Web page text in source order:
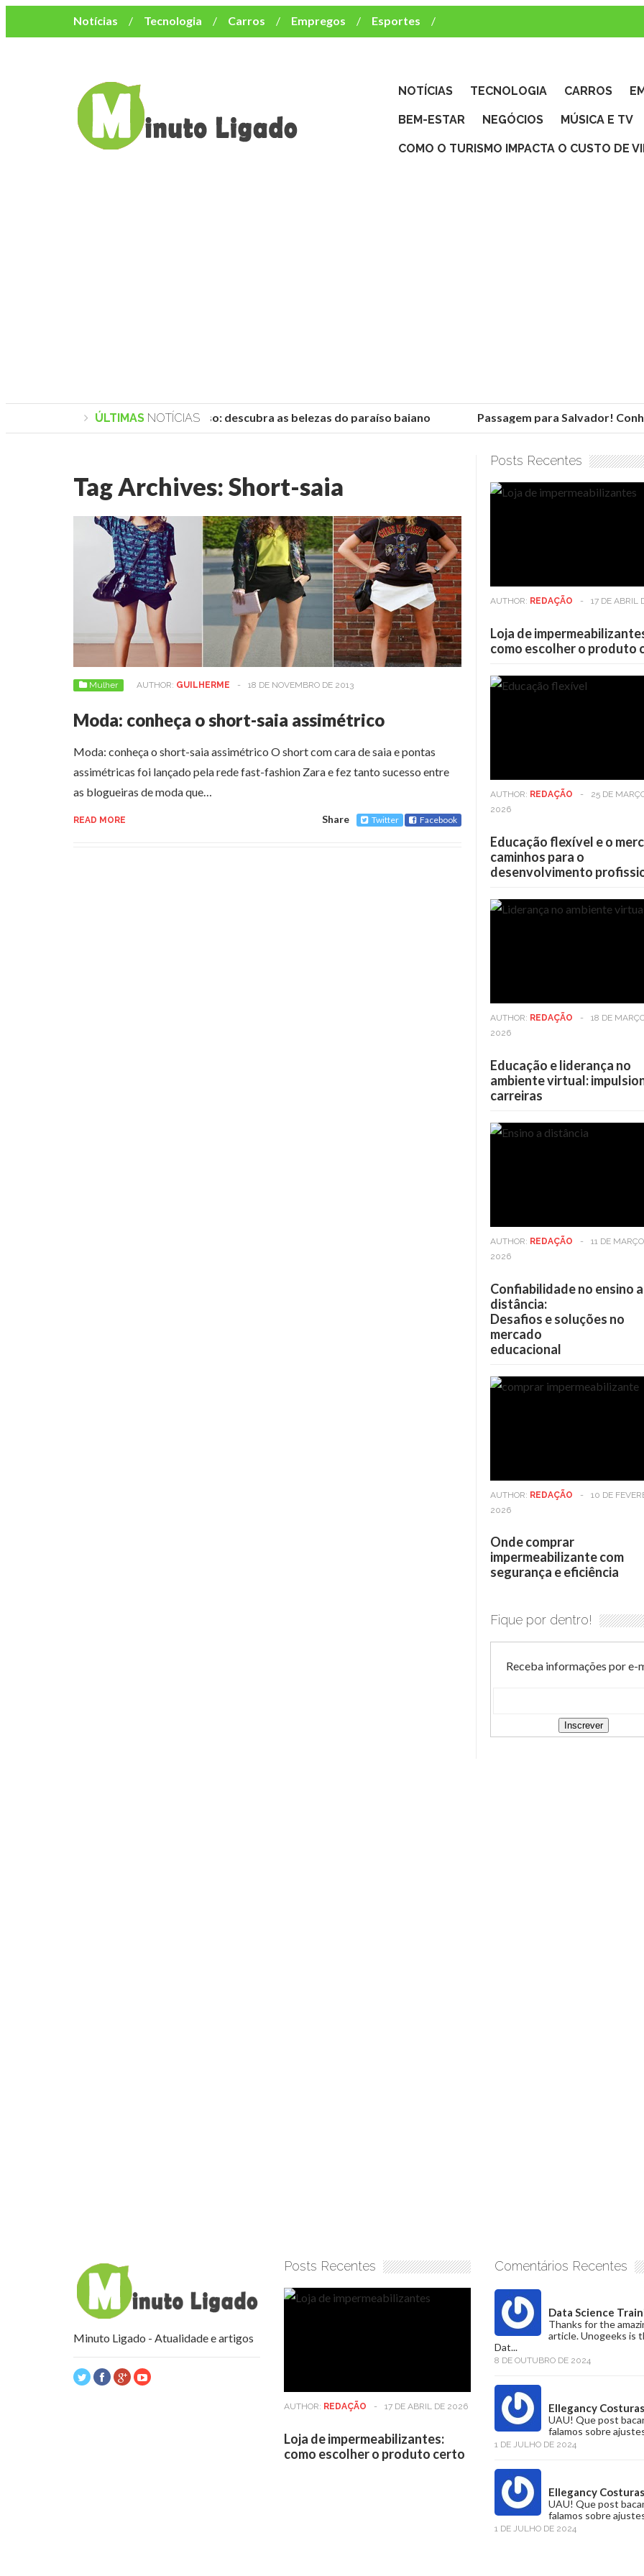
Notícias Tecnologia Carros Empregos
Esportes
Mulher
Bem-Estar Negócios
Música e TV
NOTÍCIAS TECNOLOGIA CARROS
BEM-ESTAR NEGÓCIOS MÚSICA E TV
COMO O TURISMO IMPACTA O CUSTO DE
ÚLTIMAS NOTÍCIAS
Praias de Trancoso: descubra as belezas do paraíso baiano Passagem para Salvador!
Tag Archives:Short-saia
Mulher AUTHOR: GUILHERME - 18 DE NOVEMBRO DE 2013
Moda: conheça o short-saia assimétrico
Moda: conheça o short-saia assimétrico O short com cara de saia e pontas
assimétricas foi lançado pela rede fast-fashion Zara e fez tanto sucesso entre
as blogueiras de moda que…
READ MORE Share Twitter Facebook
Posts Recentes
AUTHOR: REDAÇÃO - 17 DE ABRIL
Loja de
como escolher o produto
AUTHOR: REDAÇÃO -
25 DE
2026
Educação flexível e o
caminhos para o
desenvolvimento
AUTHOR: REDAÇÃO -
18 DE
2026
Educação e liderança no
ambiente virtual:
carreiras
AUTHOR: REDAÇÃO -
11 DE
2026
Confiabilidade no ensino a
distância:
Desafios e soluções no
mercado
educacional
AUTHOR: REDAÇÃO -
10 DE
2026
Onde comprar
impermeabilizante com
segurança e eficiência
Fique por dentro!
Receba informações por e-
Viver em
benefícios
Minuto Ligado - Atualidade e artigos
Posts Recentes
AUTHOR: REDAÇÃO - 17 DE ABRIL DE 2026
Loja de impermeabilizantes:
como escolher o produto certo
Comentários Recentes
Data Science
Thanks for the
article. Unogeeks is
Dat...
8 DE OUTUBRO DE 2024
Ellegancy Costuras
UAU! Que post
falamos sobre
1 DE JULHO DE 2024
Ellegancy Costuras
UAU! Que post
falamos sobre
1 DE JULHO DE 2024